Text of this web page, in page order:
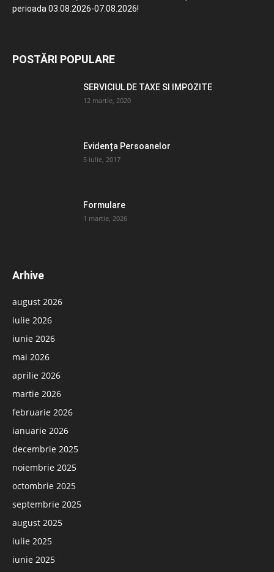
perioada 03.08.2026-07.08.2026!
POSTĂRI POPULARE
SERVICIUL DE TAXE SI IMPOZITE
12 martie, 2020
Evidența Persoanelor
5 iulie, 2017
Formulare
1 martie, 2026
Arhive
august 2026
iulie 2026
iunie 2026
mai 2026
aprilie 2026
martie 2026
februarie 2026
ianuarie 2026
decembrie 2025
noiembrie 2025
octombrie 2025
septembrie 2025
august 2025
iulie 2025
iunie 2025